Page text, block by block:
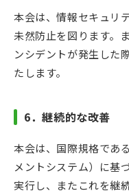
本会は、情報セキュリ
未然防止を図ります。
ンシデントが発生した
たします。
6．継続的な改善
本会は、国際規格であ
メントシステム）に基
実行し、またこれを継